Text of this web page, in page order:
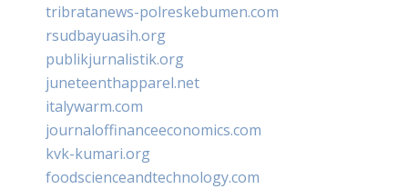
tribratanews-polreskebumen.com
rsudbayuasih.org
publikjurnalistik.org
juneteenthapparel.net
italywarm.com
journaloffinanceeconomics.com
kvk-kumari.org
foodscienceandtechnology.com